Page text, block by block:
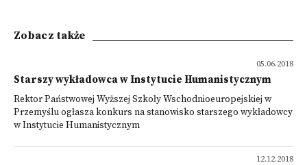
Zobacz także
05.06.2018
Starszy wykładowca w Instytucie Humanistycznym
Rektor Państwowej Wyższej Szkoły Wschodnioeuropejskiej w
Przemyślu ogłasza konkurs na stanowisko starszego wykładowcy
w Instytucie Humanistycznym
12.12.2018